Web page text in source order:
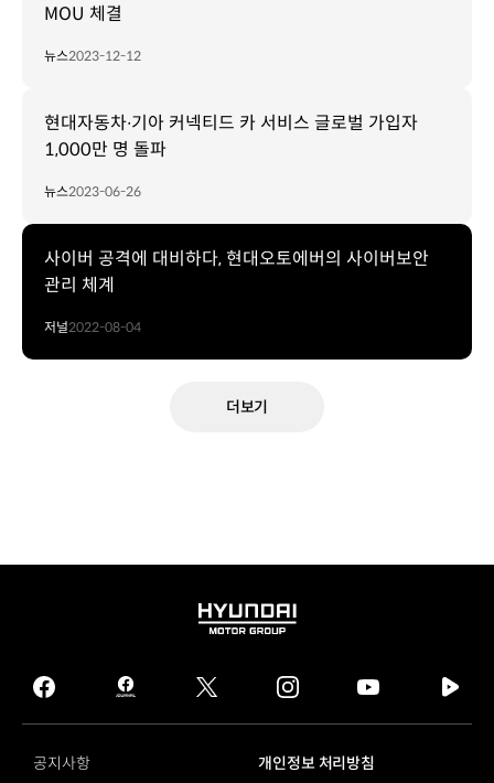
MOU 체결
뉴스2023-12-12
현대자동차∙기아 커넥티드 카 서비스 글로벌 가입자
1,000만 명 돌파
뉴스2023-06-26
사이버 공격에 대비하다, 현대오토에버의 사이버보안
관리 체계
저널2022-08-04
더보기
HYUNDAI
GROUP
facebook
hmg
journal
twitter instagram
tv
공지사항
개인정보 처리방침